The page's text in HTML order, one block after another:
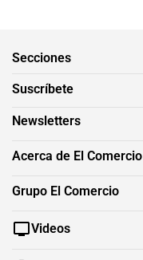
Secciones
Suscríbete
Newsletters
Acerca de El Comercio
Grupo El Comercio
Videos